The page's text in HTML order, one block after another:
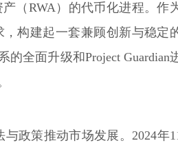
（RWA）的代币化进程。作
构建起一套兼顾创新与稳定
的全面升级和Project Guardian
政策推动市场发展。2024年